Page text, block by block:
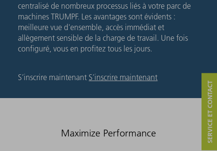
centralisé de nombreux processus liés à votre parc de
machines TRUMPF. Les avantages sont évidents :
meilleure vue d'ensemble, accès immédiat et
allègement sensible de la charge de travail. Une fois
configuré, vous en profitez tous les jours.
S’inscrire maintenant S’inscrire maintenant
Maximize Performance SERVICE ET CONTACT